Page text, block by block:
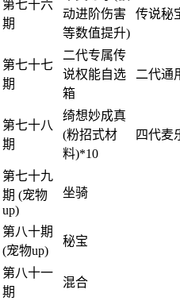
第七十六
期
动进阶伤害
等数值提升)
传说秘
第七十七
期
二代专属传
说权能自选
箱
二代通
第七十八
期
绮想妙成真
(粉招式材
料)*10
四代麦
第七十九
期 (宠物
up)
坐骑
第八十期
(宠物up)
秘宝
第八十一
期
混合